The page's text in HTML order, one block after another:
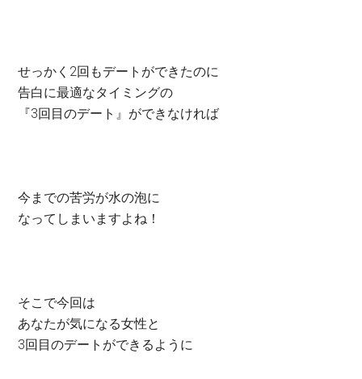
せっかく2回もデートができたのに
告白に最適なタイミングの
『3回目のデート』ができなければ
今までの苦労が水の泡に
なってしまいますよね！
そこで今回は
あなたが気になる女性と
3回目のデートができるように